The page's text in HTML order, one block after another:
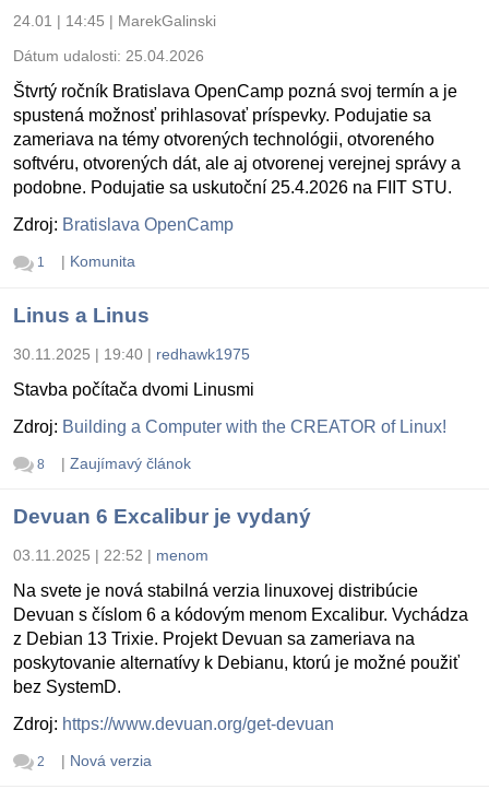
24.01 | 14:45 | MarekGalinski
Dátum udalosti: 25.04.2026
Štvrtý ročník Bratislava OpenCamp pozná svoj termín a je
spustená možnosť prihlasovať príspevky. Podujatie sa
zameriava na témy otvorených technológii, otvoreného
softvéru, otvorených dát, ale aj otvorenej verejnej správy a
podobne. Podujatie sa uskutoční 25.4.2026 na FIIT STU.
Zdroj: Bratislava OpenCamp
1 | Komunita
Linus a Linus
30.11.2025 | 19:40 | redhawk1975
Stavba počítača dvomi Linusmi
Zdroj: Building a Computer with the CREATOR of Linux!
8 | Zaujímavý článok
Devuan 6 Excalibur je vydaný
03.11.2025 | 22:52 | menom
Na svete je nová stabilná verzia linuxovej distribúcie
Devuan s číslom 6 a kódovým menom Excalibur. Vychádza
z Debian 13 Trixie. Projekt Devuan sa zameriava na
poskytovanie alternatívy k Debianu, ktorú je možné použiť
bez SystemD.
Zdroj: https://www.devuan.org/get-devuan
2 | Nová verzia